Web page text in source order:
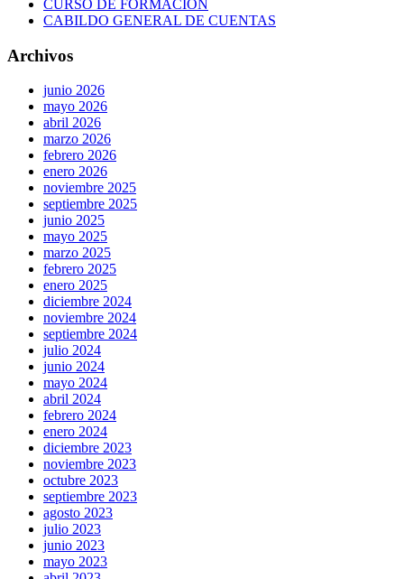
CURSO DE FORMACIÓN
CABILDO GENERAL DE CUENTAS
Archivos
junio 2026
mayo 2026
abril 2026
marzo 2026
febrero 2026
enero 2026
noviembre 2025
septiembre 2025
junio 2025
mayo 2025
marzo 2025
febrero 2025
enero 2025
diciembre 2024
noviembre 2024
septiembre 2024
julio 2024
junio 2024
mayo 2024
abril 2024
febrero 2024
enero 2024
diciembre 2023
noviembre 2023
octubre 2023
septiembre 2023
agosto 2023
julio 2023
junio 2023
mayo 2023